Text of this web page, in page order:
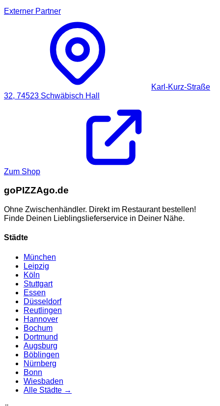
Externer Partner
Karl-Kurz-Straße
32, 74523 Schwäbisch Hall
Zum Shop
goPIZZAgo.de
Ohne Zwischenhändler. Direkt im Restaurant bestellen!
Finde Deinen Lieblingslieferservice in Deiner Nähe.
Städte
München
Leipzig
Köln
Stuttgart
Essen
Düsseldorf
Reutlingen
Hannover
Bochum
Dortmund
Augsburg
Böblingen
Nürnberg
Bonn
Wiesbaden
Alle Städte →